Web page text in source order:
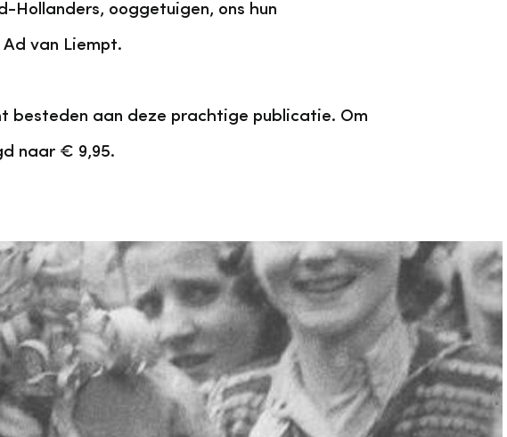
Hollanders, ooggetuigen, ons hun
van Liempt.
besteden aan deze prachtige publicatie. Om
naar € 9,95.
DE BEVRIJDING volgens
ooggetuigen
Bestellen